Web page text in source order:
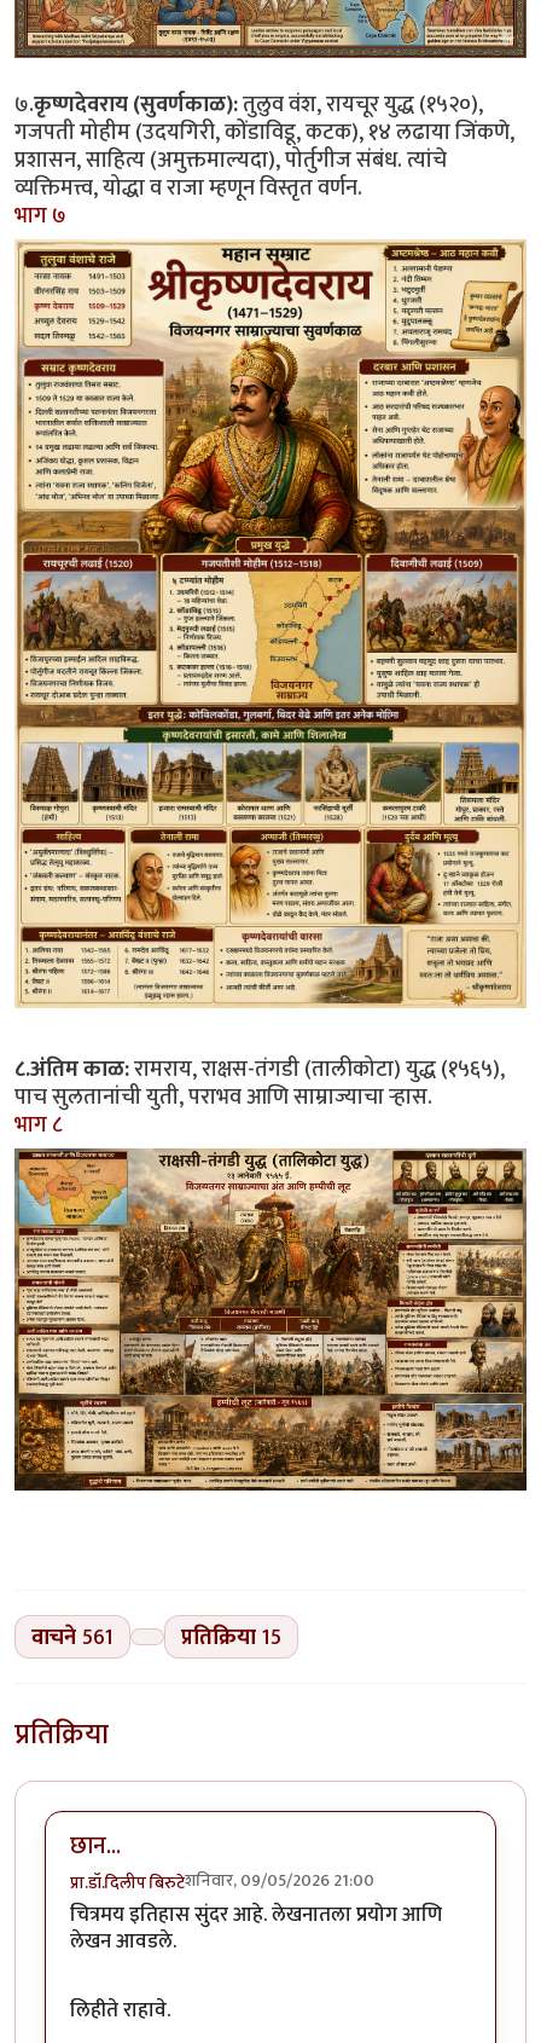
७.कृष्णदेवराय (सुवर्णकाळ):तुलुव वंश, रायचूर युद्ध (१५२०),
गजपती मोहीम (उदयगिरी, कोंडाविडू, कटक), १४ लढाया जिंकणे,
प्रशासन, साहित्य (अमुक्तमाल्यदा), पोर्तुगीज संबंध. त्यांचे
व्यक्तिमत्त्व, योद्धा व राजा म्हणून विस्तृत वर्णन.
भाग ७
८.अंतिम काळ:रामराय, राक्षस-तंगडी (तालीकोटा) युद्ध (१५६५),
पाच सुलतानांची युती, पराभव आणि साम्राज्याचा ऱ्हास.
भाग ८
वाचने561 प्रतिक्रिया15
प्रतिक्रिया
छान...
प्रा.डॉ.दिलीप बिरुटेशनिवार, 09/05/2026 21:00
चित्रमय इतिहास सुंदर आहे. लेखनातला प्रयोग आणि
लेखन आवडले.
लिहीते राहावे.